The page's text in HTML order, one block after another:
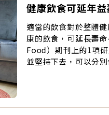
健康飲食可延年
適當的飲食對於整體
康的飲食，可延長壽
Food）期刊上的1項
並堅持下去，可以分